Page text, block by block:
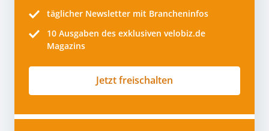
täglicher Newsletter mit Brancheninfos
10 Ausgaben des exklusiven velobiz.de
Magazins
Jetzt freischalten